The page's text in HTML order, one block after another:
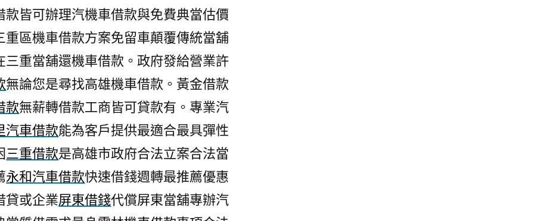
款皆可辦理汽機車借款與免費典當估價
重區機車借款方案免留車顛覆傳統當舖
三重當舖還機車借款。政府發給營業許
無論您是尋找高雄機車借款。黃金借款
款無薪轉借款工商皆可貸款有。專業汽
汽車借款能為客戶提供最適合最具彈性
三重借款是高雄市政府合法立案合法當
永和汽車借款快速借錢週轉最推薦優惠
貸或企業屏東借錢代償屏東當舖專辦汽